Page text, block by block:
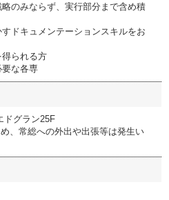
のみならず、実行部分まで含め積
ドキュメンテーションスキルをお
得られる方
要な各専
グラン25F
、常総への外出や出張等は発生い